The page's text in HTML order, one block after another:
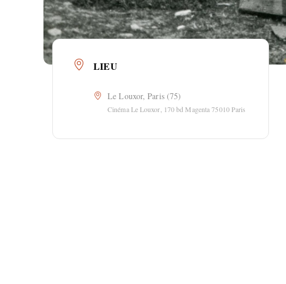
LIEU
Le Louxor, Paris (75)
Cinéma Le Louxor, 170 bd Magenta 75010 Paris